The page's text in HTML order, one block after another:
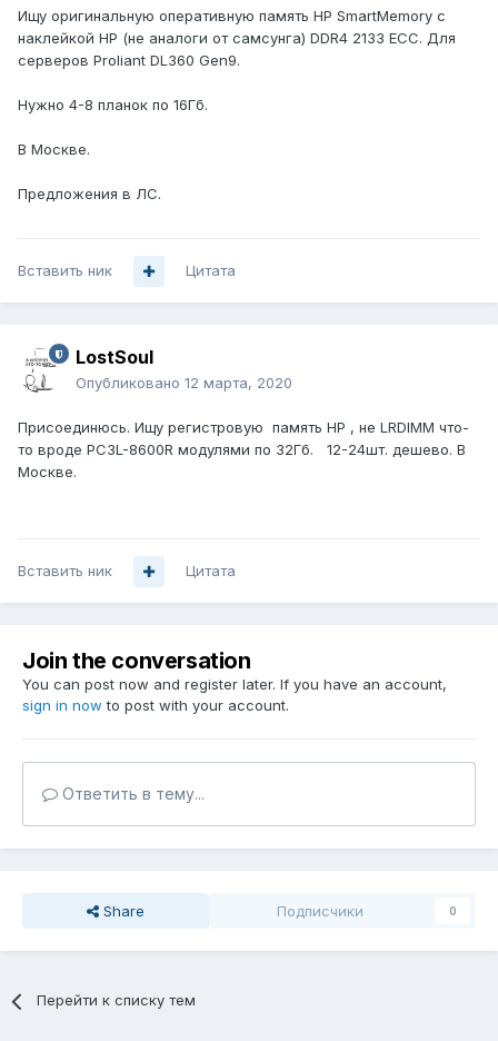
Ищу оригинальную оперативную память HP SmartMemory с
наклейкой HP (не аналоги от самсунга) DDR4 2133 ECC. Для
серверов Proliant DL360 Gen9.
Нужно 4-8 планок по 16Гб.
В Москве.
Предложения в ЛС.
Вставить ник Цитата
LostSoul
Опубликовано 12 марта, 2020
Присоединюсь. Ищу регистровую память HP , не LRDIMM что-
то вроде PC3L-8600R модулями по 32Гб. 12-24шт. дешево. В
Москве.
Вставить ник Цитата
Join the conversation
You can post now and register later. If you have an account,
sign in now to post with your account.
Ответить в тему...
Share Подписчики 0
Перейти к списку тем